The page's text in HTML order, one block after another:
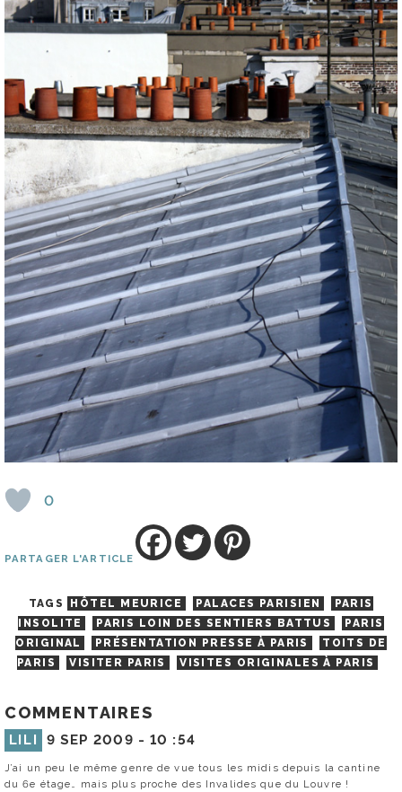
0
PARTAGER L'ARTICLE
TAGS HÔTEL MEURICE PALACES PARISIEN
PARIS
INSOLITE
PARIS LOIN DES SENTIERS BATTUS
PARIS
ORIGINAL
PRÉSENTATION PRESSE À PARIS
TOITS DE
PARIS
VISITER PARIS VISITES ORIGINALES À PARIS
COMMENTAIRES
LILI 9 SEP 2009 -10 :54
J’ai un peu le même genre de vue tous les midis depuis la cantine
du 6e étage… mais plus proche des Invalides que du Louvre !